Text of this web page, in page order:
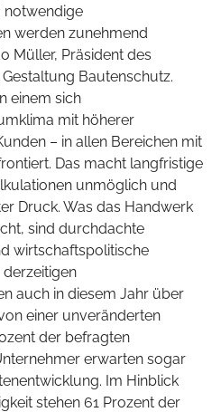
notwendige
werden zunehmend
Müller, Präsident des
Bautenschutz.
einem sich
mit höherer
– in allen Bereichen mit
Das macht langfristige
unmöglich und
Druck. Was das Handwerk
sind durchdachte
wirtschaftspolitische
derzeitigen
auch in diesem Jahr über
einer unveränderten
der befragten
erwarten sogar
Im Hinblick
stehen 61 Prozent der